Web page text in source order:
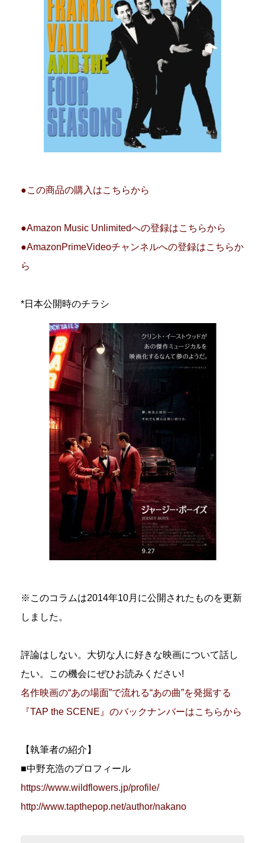
●この商品の購入はこちらから
●Amazon Music Unlimitedへの登録はこちらから
●AmazonPrimeVideoチャンネルへの登録はこちらか
ら
*日本公開時のチラシ
※このコラムは2014年10月に公開されたものを更新
しました。
評論はしない。大切な人に好きな映画について話し
たい。この機会にぜひお読みください!
名作映画の“あの場面”で流れる“あの曲”を発掘する
『TAP the SCENE』のバックナンバーはこちらから
【執筆者の紹介】
■中野充浩のプロフィール
https://www.wildflowers.jp/profile/
http://www.tapthepop.net/author/nakano